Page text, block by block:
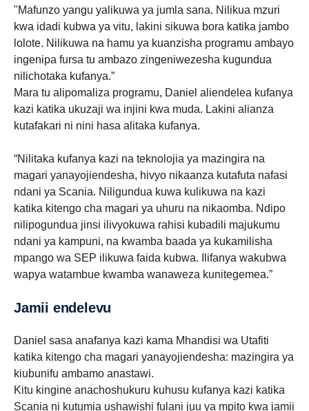
"Mafunzo yangu yalikuwa ya jumla sana. Nilikua mzuri
kwa idadi kubwa ya vitu, lakini sikuwa bora katika jambo
lolote. Nilikuwa na hamu ya kuanzisha programu ambayo
ingenipa fursa tu ambazo zingeniwezesha kugundua
nilichotaka kufanya.”
Mara tu alipomaliza programu, Daniel aliendelea kufanya
kazi katika ukuzaji wa injini kwa muda. Lakini alianza
kutafakari ni nini hasa alitaka kufanya.
“Nilitaka kufanya kazi na teknolojia ya mazingira na
magari yanayojiendesha, hivyo nikaanza kutafuta nafasi
ndani ya Scania. Niligundua kuwa kulikuwa na kazi
katika kitengo cha magari ya uhuru na nikaomba. Ndipo
nilipogundua jinsi ilivyokuwa rahisi kubadili majukumu
ndani ya kampuni, na kwamba baada ya kukamilisha
mpango wa SEP ilikuwa faida kubwa. Ilifanya wakubwa
wapya watambue kwamba wanaweza kunitegemea.”
Jamii endelevu
Daniel sasa anafanya kazi kama Mhandisi wa Utafiti
katika kitengo cha magari yanayojiendesha: mazingira ya
kiubunifu ambamo anastawi.
Kitu kingine anachoshukuru kuhusu kufanya kazi katika
Scania ni kutumia ushawishi fulani juu ya mpito kwa jamii